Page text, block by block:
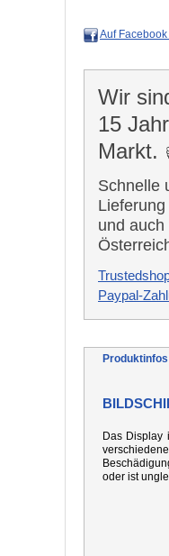
Auf
Wir
15
Markt.
Schnelle
und auch
Paypal-
Produktinfos
Das Display
oder ist